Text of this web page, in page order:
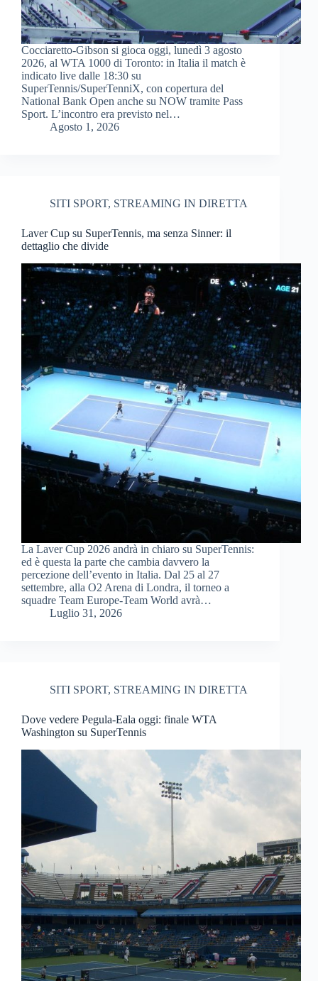
Cocciaretto-Gibson si gioca oggi, lunedì 3 agosto
2026, al WTA 1000 di Toronto: in Italia il match è
indicato live dalle 18:30 su
SuperTennis/SuperTenniX, con copertura del
National Bank Open anche su NOW tramite Pass
Sport. L’incontro era previsto nel…
Agosto 1, 2026
SITI SPORT, STREAMING IN DIRETTA
Laver Cup su SuperTennis, ma senza Sinner: il
dettaglio che divide
La Laver Cup 2026 andrà in chiaro su SuperTennis:
ed è questa la parte che cambia davvero la
percezione dell’evento in Italia. Dal 25 al 27
settembre, alla O2 Arena di Londra, il torneo a
squadre Team Europe-Team World avrà…
Luglio 31, 2026
SITI SPORT, STREAMING IN DIRETTA
Dove vedere Pegula-Eala oggi: finale WTA
Washington su SuperTennis